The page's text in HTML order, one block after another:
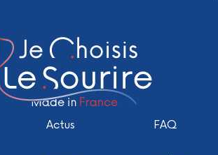
Actus FAQ